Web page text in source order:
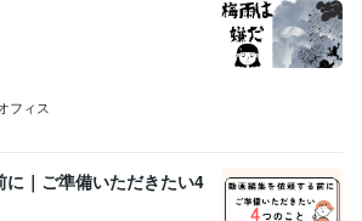
フィス
｜ご準備いただきたい4